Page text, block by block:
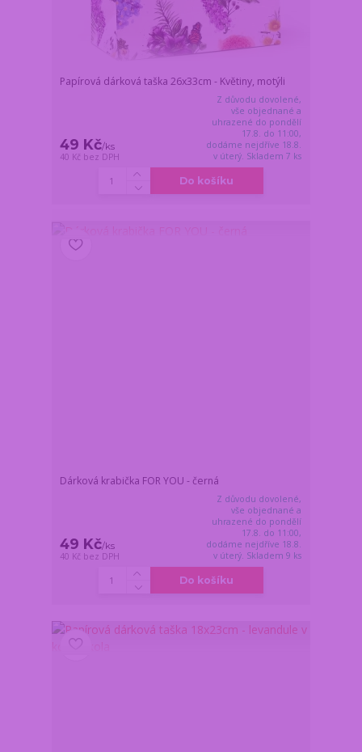
Papírová dárková taška 26x33cm - Květiny, motýli
49 Kč/ks
40 Kč bez DPH
Z důvodu dovolené,
vše objednané a
uhrazené do pondělí
17.8. do 11:00,
dodáme nejdříve 18.8.
v úterý. Skladem 7 ks
Do košíku
Dárková krabička FOR YOU - černá
49 Kč/ks
40 Kč bez DPH
Z důvodu dovolené,
vše objednané a
uhrazené do pondělí
17.8. do 11:00,
dodáme nejdříve 18.8.
v úterý. Skladem 9 ks
Do košíku